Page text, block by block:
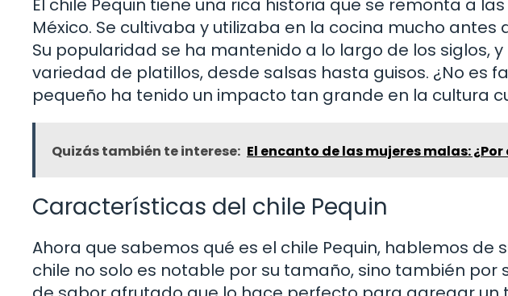
El chile Pequin tiene una rica historia que se remonta a
México. Se cultivaba y utilizaba en la cocina mucho
Su popularidad se ha mantenido a lo largo de los siglos,
variedad de platillos, desde salsas hasta guisos. ¿No es
pequeño ha tenido un impacto tan grande en la cultura
Quizás también te interese: El encanto de las mujeres malas:
Características del chile Pequin
Ahora que sabemos qué es el chile Pequin, hablemos de
chile no solo es notable por su tamaño, sino también por